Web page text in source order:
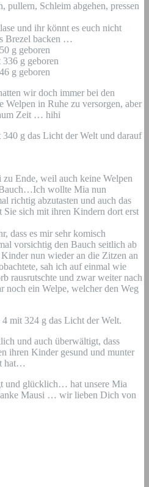
pullern, Schleim abgehen, pressen
und ihr könnt es euch nicht
Brezel backen …
g geboren
g geboren
g geboren
wir doch immer bei den
in Ruhe zu versorgen, aber
Zeit … hihi
g das Licht der Welt und darauf
Ende, weil auch keine Welpen
Bauch…Ich wollte Mia nun
richtig abzutasten und auch das
Sie sich mit ihren Kindern dort erst
dass es mir sehr komisch
vorsichtig den Bauch seitlich ab
nun wieder an die Zitzen an
sah ich auf einmal wie
rausrutschte und zwar weiter nach
ein Welpe, welcher den Weg
mit 324 g das Licht der Welt.
und auch überwältigt, dass
ihren Kinder gesund und munter
hat…
und glücklich… hat unsere Mia
Mausi … wir lieben Dich von